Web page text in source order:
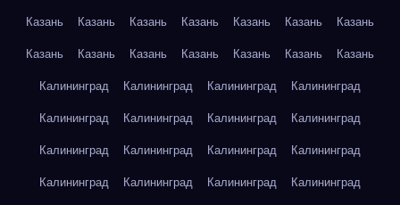
Казань
Казань Казань Казань Казань Казань
Казань
Казань
Казань Казань Казань Казань Казань
Казань
Калининград
Калининград Калининград
Калининград
Калининград
Калининград Калининград
Калининград
Калининград
Калининград Калининград
Калининград
Калининград
Калининград Калининград
Калининград